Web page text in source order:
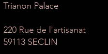
Trianon Palace
220 Rue de l'artisanat
59113 SECLIN